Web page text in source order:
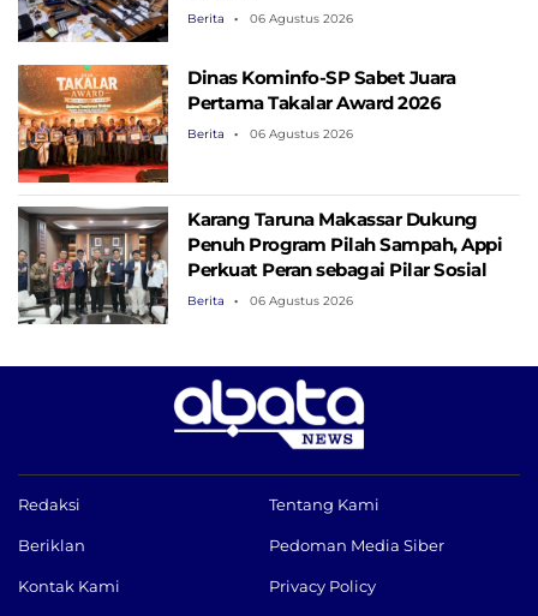
Berita 06 Agustus 2026
Dinas Kominfo-SP Sabet Juara
Pertama Takalar Award 2026
Berita 06 Agustus 2026
Karang Taruna Makassar Dukung
Penuh Program Pilah Sampah, Appi
Perkuat Peran sebagai Pilar Sosial
Berita 06 Agustus 2026
Redaksi Tentang Kami
Beriklan Pedoman Media Siber
Kontak Kami Privacy Policy